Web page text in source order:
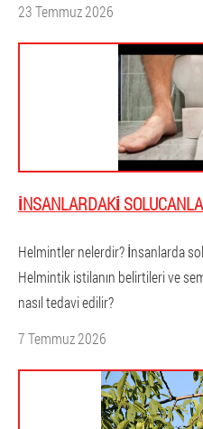
23 Temmuz 2026
İNSANLARDAKI
Helmintler nelerdir? İnsanlarda
Helmintik istilanın belirtileri ve
nasıl tedavi edilir?
7 Temmuz 2026